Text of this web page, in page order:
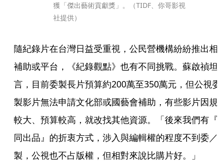
獲「傑出藝術貢獻獎」。（TIDF、你哥影視
社提供）
隨紀錄片在台灣日益受重視，公民營機構紛紛推出相
補助或平台，《紀錄觀點》也有不同挑戰。蘇啟禎坦
言，目前委製長片預算約200萬至350萬元，但公視委
製影片無法申請文化部或國藝會補助，有些影片因規
較大、預算較高，就改找其他資源。「後來我們有『
同出品』的折衷方式，涉入與編輯權的程度不到委／
製，公視也不占版權，但相對來說比購片好。」